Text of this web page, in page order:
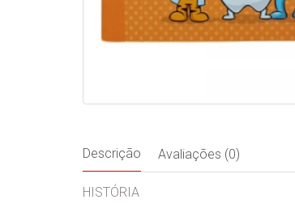
Descrição Avaliações (0)
HISTÓRIA